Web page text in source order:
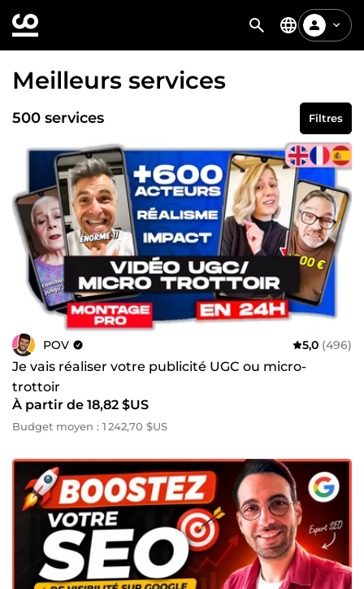
Meilleurs services
500 services Filtres
POV 5,0 (496)
Je vais réaliser votre publicité UGC ou micro-
trottoir
À partir de 18,82 $US
Budget moyen : 1 242,70 $US